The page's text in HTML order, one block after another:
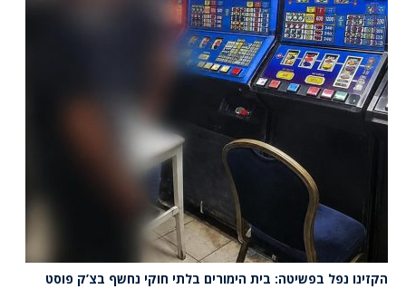
הקזינו נפל בפשיטה: בית הימורים בלתי חוקי נחשף בצ’ק פוסט